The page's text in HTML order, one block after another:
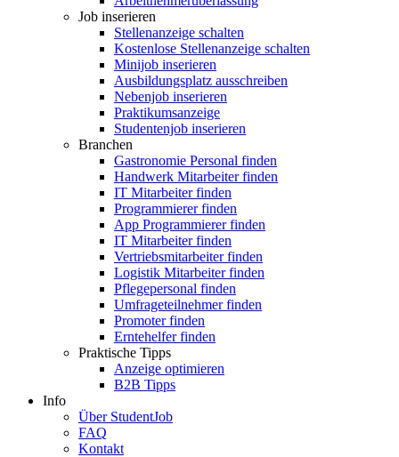
Job inserieren
Stellenanzeige schalten
Kostenlose Stellenanzeige schalten
Minijob inserieren
Ausbildungsplatz ausschreiben
Nebenjob inserieren
Praktikumsanzeige
Studentenjob inserieren
Branchen
Gastronomie Personal finden
Handwerk Mitarbeiter finden
IT Mitarbeiter finden
Programmierer finden
App Programmierer finden
IT Mitarbeiter finden
Vertriebsmitarbeiter finden
Logistik Mitarbeiter finden
Pflegepersonal finden
Umfrageteilnehmer finden
Promoter finden
Erntehelfer finden
Praktische Tipps
Anzeige optimieren
B2B Tipps
Info
Über StudentJob
FAQ
Kontakt